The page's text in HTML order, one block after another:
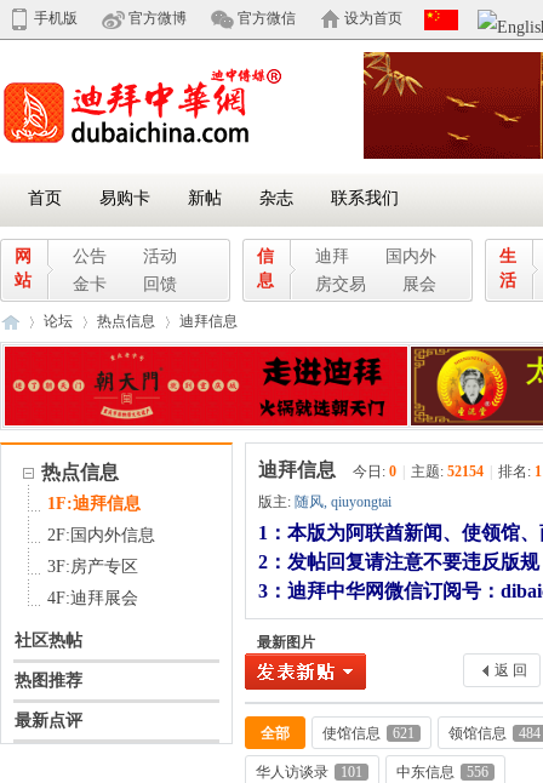
手机版 官方微博 官方微信 设为首页
首页 易购卡 新帖 杂志 联系我们
网
站
公告
活动
金卡
回馈
信
息
迪拜
国内外
房交易
展会
生
活
迪
中
»
论坛
›
热点信息
›
迪拜信息
迪拜信息 今日: 0 主题: 52154 排名: 1
版主: 随风, qiuyongtai
1：本版为阿联酋新闻、使领馆
2：发帖回复请注意不要违反版
3：迪拜中华网微信订阅号：
最新图片
返 回
全部 使馆信息 621 领馆信息 484
华人访谈录 101 中东信息 556
热点信息
1F:迪拜信息
2F:国内外信息
3F:房产专区
4F:迪拜展会
社区热帖
热图推荐
最新点评